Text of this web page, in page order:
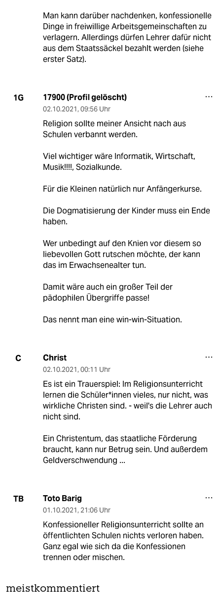
Man kann darüber nachdenken, konfessionelle
Dinge in freiwillige Arbeitsgemeinschaften zu
verlagern. Allerdings dürfen Lehrer dafür nicht
aus dem Staatssäckel bezahlt werden (siehe
erster Satz).
1G 17900 (Profil gelöscht)
02.10.2021, 09:56 Uhr
Religion sollte meiner Ansicht nach aus
Schulen verbannt werden.
Viel wichtiger wäre Informatik, Wirtschaft,
Musik!!!!, Sozialkunde.
Für die Kleinen natürlich nur Anfängerkurse.
Die Dogmatisierung der Kinder muss ein Ende
haben.
Wer unbedingt auf den Knien vor diesem so
liebevollen Gott rutschen möchte, der kann
das im Erwachsenealter tun.
Damit wäre auch ein großer Teil der
pädophilen Übergriffe passe!
Das nennt man eine win-win-Situation.
C Christ
02.10.2021, 00:11 Uhr
Es ist ein Trauerspiel: Im Religionsunterricht
lernen die Schüler*innen vieles, nur nicht, was
wirkliche Christen sind. - weil's die Lehrer auch
nicht sind.
Ein Christentum, das staatliche Förderung
braucht, kann nur Betrug sein. Und außerdem
Geldverschwendung ...
TB Toto Barig
01.10.2021, 21:06 Uhr
Konfessioneller Religionsunterricht sollte an
öffentlichten Schulen nichts verloren haben.
Ganz egal wie sich da die Konfessionen
trennen oder mischen.
meistkommentiert